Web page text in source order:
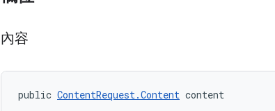
內容
public ContentRequest.Content content